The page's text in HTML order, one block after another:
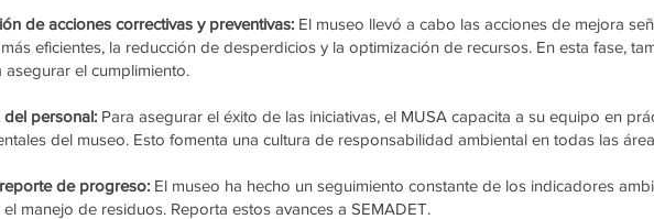
de acciones correctivas y preventivas: El museo llevó a cabo las acciones de mejora
eficientes, la reducción de desperdicios y la optimización de recursos. En esta fase,
el cumplimiento.
del personal: Para asegurar el éxito de las iniciativas, el MUSA capacita a su equipo en
del museo. Esto fomenta una cultura de responsabilidad ambiental en todas las
de progreso: El museo ha hecho un seguimiento constante de los indicadores
manejo de residuos. Reporta estos avances a SEMADET.